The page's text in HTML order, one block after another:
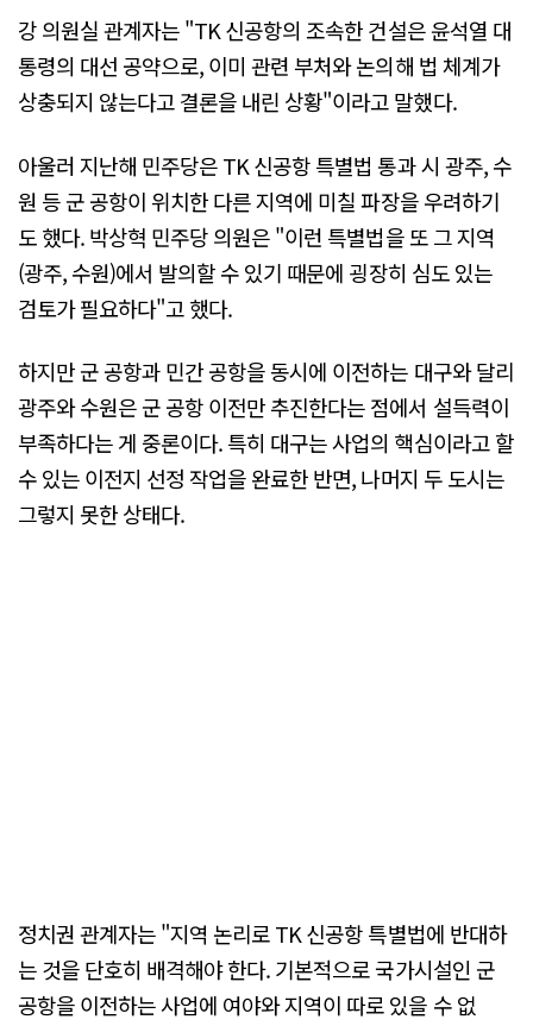
강 의원실 관계자는 "TK 신공항의 조속한 건설은 윤석열 대
통령의 대선 공약으로, 이미 관련 부처와 논의해 법 체계가
상충되지 않는다고 결론을 내린 상황"이라고 말했다.
아울러 지난해 민주당은 TK 신공항 특별법 통과 시 광주, 수
원 등 군 공항이 위치한 다른 지역에 미칠 파장을 우려하기
도 했다. 박상혁 민주당 의원은 "이런 특별법을 또 그 지역
(광주, 수원)에서 발의할 수 있기 때문에 굉장히 심도 있는
검토가 필요하다"고 했다.
하지만 군 공항과 민간 공항을 동시에 이전하는 대구와 달리
광주와 수원은 군 공항 이전만 추진한다는 점에서 설득력이
부족하다는 게 중론이다. 특히 대구는 사업의 핵심이라고 할
수 있는 이전지 선정 작업을 완료한 반면, 나머지 두 도시는
그렇지 못한 상태다.
정치권 관계자는 "지역 논리로 TK 신공항 특별법에 반대하
는 것을 단호히 배격해야 한다. 기본적으로 국가시설인 군
공항을 이전하는 사업에 여야와 지역이 따로 있을 수 없